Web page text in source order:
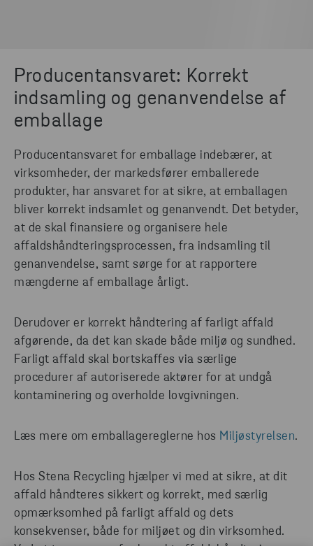
Producentansvaret: Korrekt
indsamling og genanvendelse af
emballage
Producentansvaret for emballage indebærer, at
virksomheder, der markedsfører emballerede
produkter, har ansvaret for at sikre, at emballagen
bliver korrekt indsamlet og genanvendt. Det betyder,
at de skal finansiere og organisere hele
affaldshåndteringsprocessen, fra indsamling til
genanvendelse, samt sørge for at rapportere
mængderne af emballage årligt.
Derudover er korrekt håndtering af farligt affald
afgørende, da det kan skade både miljø og sundhed.
Farligt affald skal bortskaffes via særlige
procedurer af autoriserede aktører for at undgå
kontaminering og overholde lovgivningen.
Læs mere om emballagereglerne hos Miljøstyrelsen.
Hos Stena Recycling hjælper vi med at sikre, at dit
affald håndteres sikkert og korrekt, med særlig
opmærksomhed på farligt affald og dets
konsekvenser, både for miljøet og din virksomhed.